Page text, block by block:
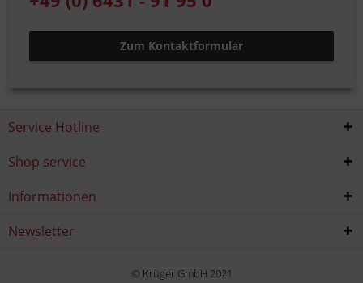
Zum Kontaktformular
Service Hotline
Shop service
Informationen
Newsletter
© Krüger GmbH 2021